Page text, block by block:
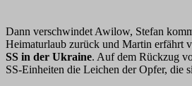
Dann verschwindet Awilow, Stefan
Heimaturlaub zurück und Martin erfährt
SS in der Ukraine. Auf dem Rückzug
SS-Einheiten die Leichen der Opfer, die